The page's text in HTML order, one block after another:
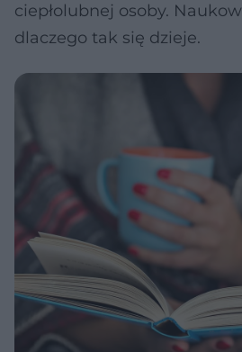
ciepłolubnej osoby.
dlaczego tak się dzieje.